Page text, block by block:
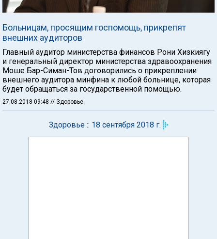
Больницам, просящим госпомощь, прикрепят
внешних аудиторов
Главный аудитор министерства финансов Рони Хизкиягу
и генеральный директор министерства здравоохранения
Моше Бар-Симан-Тов договорились о прикреплении
внешнего аудитора минфина к любой больнице, которая
будет обращаться за государственной помощью.
27.08.2018 09:48 // Здоровье
Здоровье :: 18 сентября 2018 г.